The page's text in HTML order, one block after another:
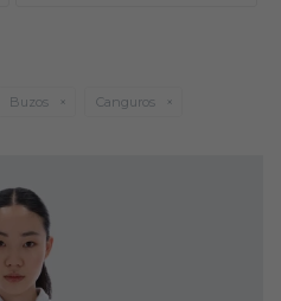
Buzos Canguros